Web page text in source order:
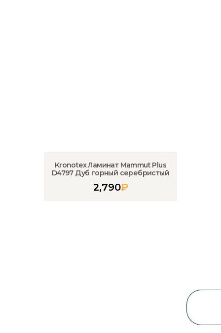
Kronotex Ламинат Mammut Plus
D4797 Дуб горный серебристый
2,790₽